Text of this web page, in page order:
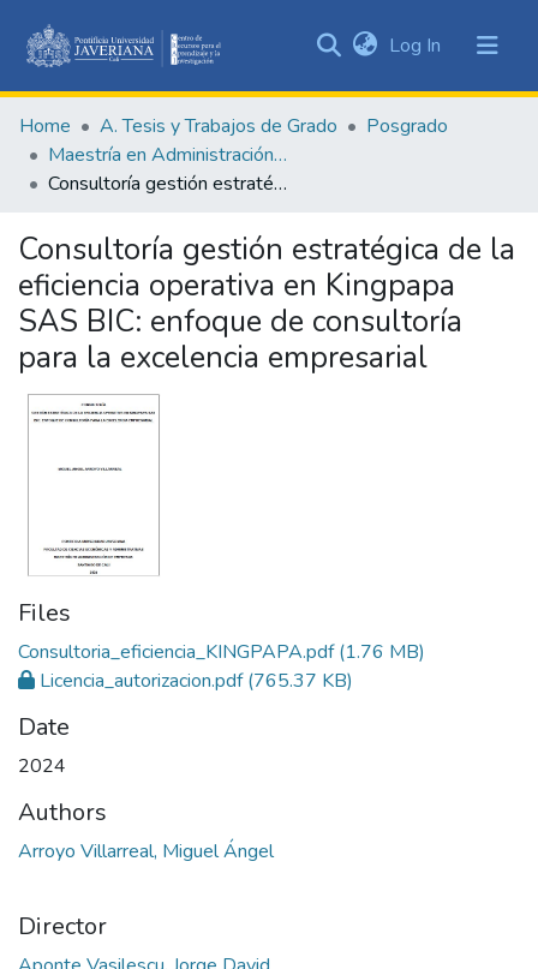
&
Collections
All of DSpace
Statistics
Log In (current)
Home A. Tesis y Trabajos de Grado
Posgrado
Maestría en Administración de Empresas
Consultoría gestión estratégica de la eficiencia operativa en Kingpapa SAS BIC: enfoque de consultoría para la excelencia empresarial
Consultoría gestión estratégica de la
eficiencia operativa en Kingpapa
SAS BIC: enfoque de consultoría
para la excelencia empresarial
Files
Consultoria_eficiencia_KINGPAPA.pdf(1.76 MB)
Licencia_autorizacion.pdf(765.37 KB)
Date
2024
Authors
Arroyo Villarreal, Miguel Ángel
Director